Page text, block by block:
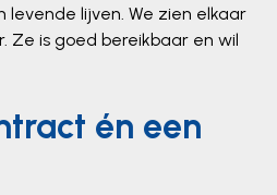
levende lijven. We zien elkaar
Ze is goed bereikbaar en wil
én een